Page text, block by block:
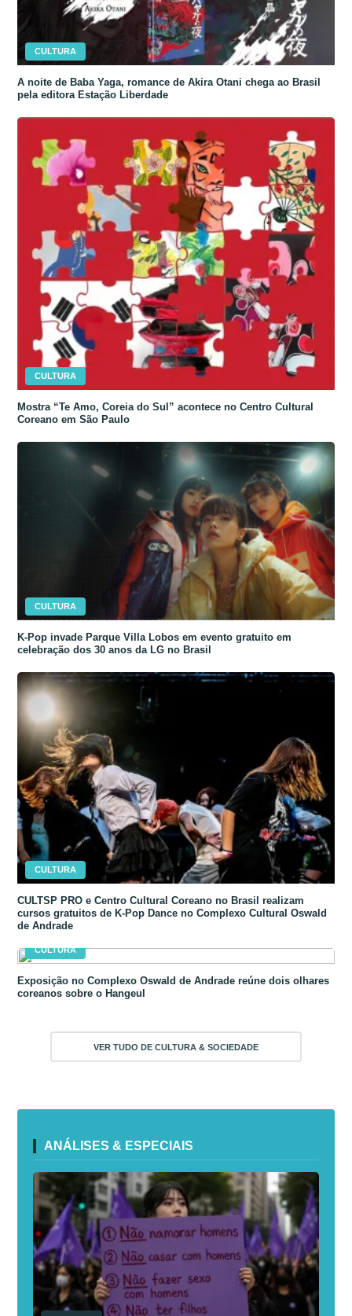
CULTURA
A noite de Baba Yaga, romance de Akira Otani chega ao Brasil
pela editora Estação Liberdade
CULTURA
Mostra “Te Amo, Coreia do Sul” acontece no Centro Cultural
Coreano em São Paulo
CULTURA
K-Pop invade Parque Villa Lobos em evento gratuito em
celebração dos 30 anos da LG no Brasil
CULTURA
CULTSP PRO e Centro Cultural Coreano no Brasil realizam
cursos gratuitos de K-Pop Dance no Complexo Cultural Oswald
de Andrade
CULTURA
Exposição no Complexo Oswald de Andrade reúne dois olhares
coreanos sobre o Hangeul
VER TUDO DE CULTURA & SOCIEDADE
ANÁLISES & ESPECIAIS